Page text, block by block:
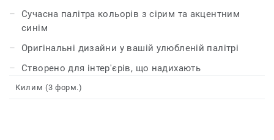
Сучасна палітра кольорів з сірим та акцентним
синім
Оригінальні дизайни у вашій улюбленій палітрі
Створено для інтер'єрів, що надихають
Килим (3 форм.)